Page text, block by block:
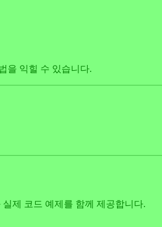
을 익힐 수 있습니다.
제 코드 예제를 함께 제공합니다.